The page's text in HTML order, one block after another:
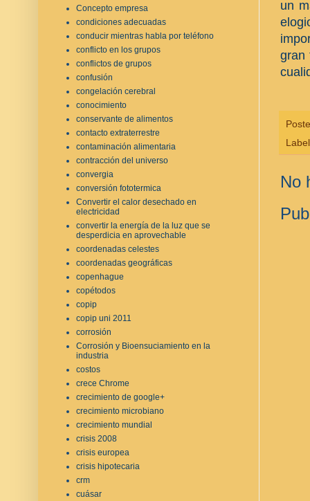
un
gran
No
Concepto empresa
condiciones adecuadas
conducir mientras habla por teléfono
conflicto en los grupos
conflictos de grupos
confusión
congelación cerebral
conocimiento
conservante de alimentos
contacto extraterrestre
contaminación alimentaria
contracción del universo
convergia
conversión fototermica
Convertir el calor desechado en
electricidad
convertir la energía de la luz que se
desperdicia en aprovechable
coordenadas celestes
coordenadas geográficas
copenhague
copétodos
copip
copip uni 2011
corrosión
Corrosión y Bioensuciamiento en la
industria
costos
crece Chrome
crecimiento de google+
crecimiento microbiano
crecimiento mundial
crisis 2008
crisis europea
crisis hipotecaria
crm
cuásar